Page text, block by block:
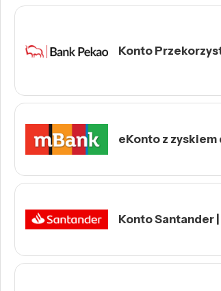
Konto
eKonto z zyskiem
Konto Santander